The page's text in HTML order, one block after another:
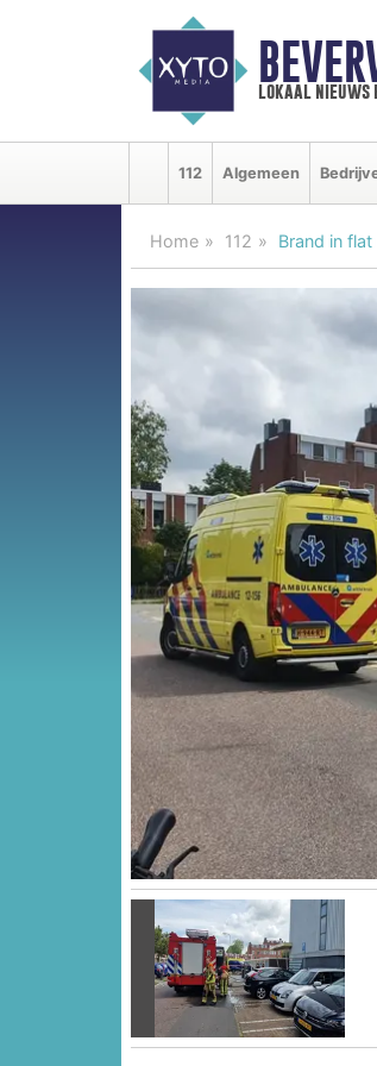
lokaal nieuws
112 Algemeen
Home 112 Brand in
Vorige